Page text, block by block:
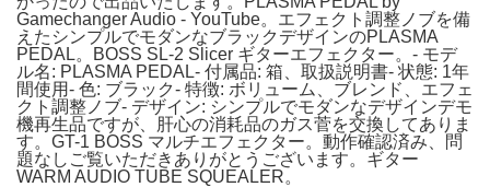
Gamechanger Audio - YouTube。エフェクト調整ノブを備
えたシンプルでモダンなブラックデザインのPLASMA
PEDAL。BOSS SL-2 Slicer ギターエフェクター。- モデ
ル名: PLASMA PEDAL- 付属品: 箱、取扱説明書- 状態: 1年
間使用- 色: ブラック- 特徴: ボリューム、ブレンド、エフェ
クト調整ノブ- デザイン: シンプルでモダンなデザインデモ
機再生品ですが、肝心の消耗品のガス菅を交換してありま
す。GT-1 BOSS マルチエフェクター。動作確認済み、問
題なしご覧いただきありがとうございます。ギター
WARM AUDIO TUBE SQUEALER。